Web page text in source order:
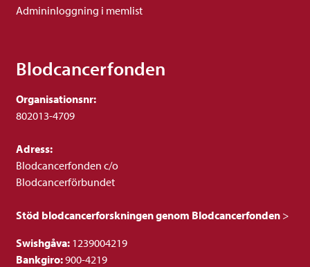
Admininloggning i memlist
Blodcancerfonden
Organisationsnr:
802013-4709
Adress:
Blodcancerfonden c/o
Blodcancerförbundet
Stöd blodcancerforskningen genom Blodcancerfonden >
Swishgåva: 1239004219
Bankgiro:900-4219